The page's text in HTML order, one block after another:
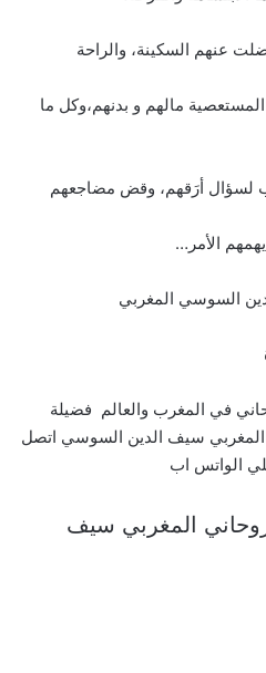
عنهم السكينة، والراحة
مالهم و بدنهم،وكل ما
لسؤال أرَقهم، وقض مضاجعهم
الأمر…
السوسي المغربي
في المغرب والعالم فضيلة
المغربي سيف الدين السوسي اتصل
الواتس اب
المغربي سيف